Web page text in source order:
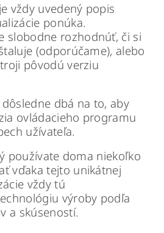
vždy uvedený popis
ponúka.
slobodne rozhodnúť, či si
(odporúčame), alebo
pôvodú verziu
dbá na to, aby
ovládacieho programu
užívateľa.
používate doma niekoľko
vďaka tejto unikátnej
vždy tú
výroby podľa
a skúseností.